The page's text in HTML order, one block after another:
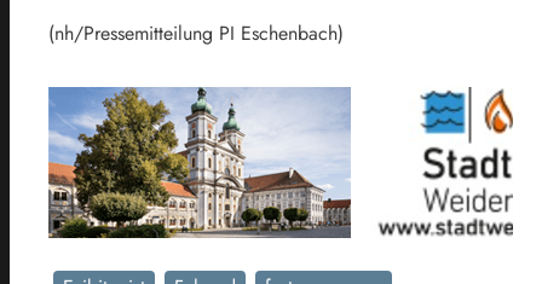
(nh/Pressemitteilung PI Eschenbach)